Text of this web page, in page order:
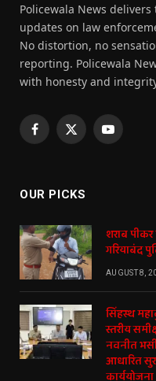
Policewala News
updates on law
No distortion, no
reporting. Policewala
with honesty and
Facebook
X
YouTube
OUR PICKS
शराब
गरियाबंद
AUGUST 8,
सिंहस्थ
स्तरीय
नवनीत
आधारित